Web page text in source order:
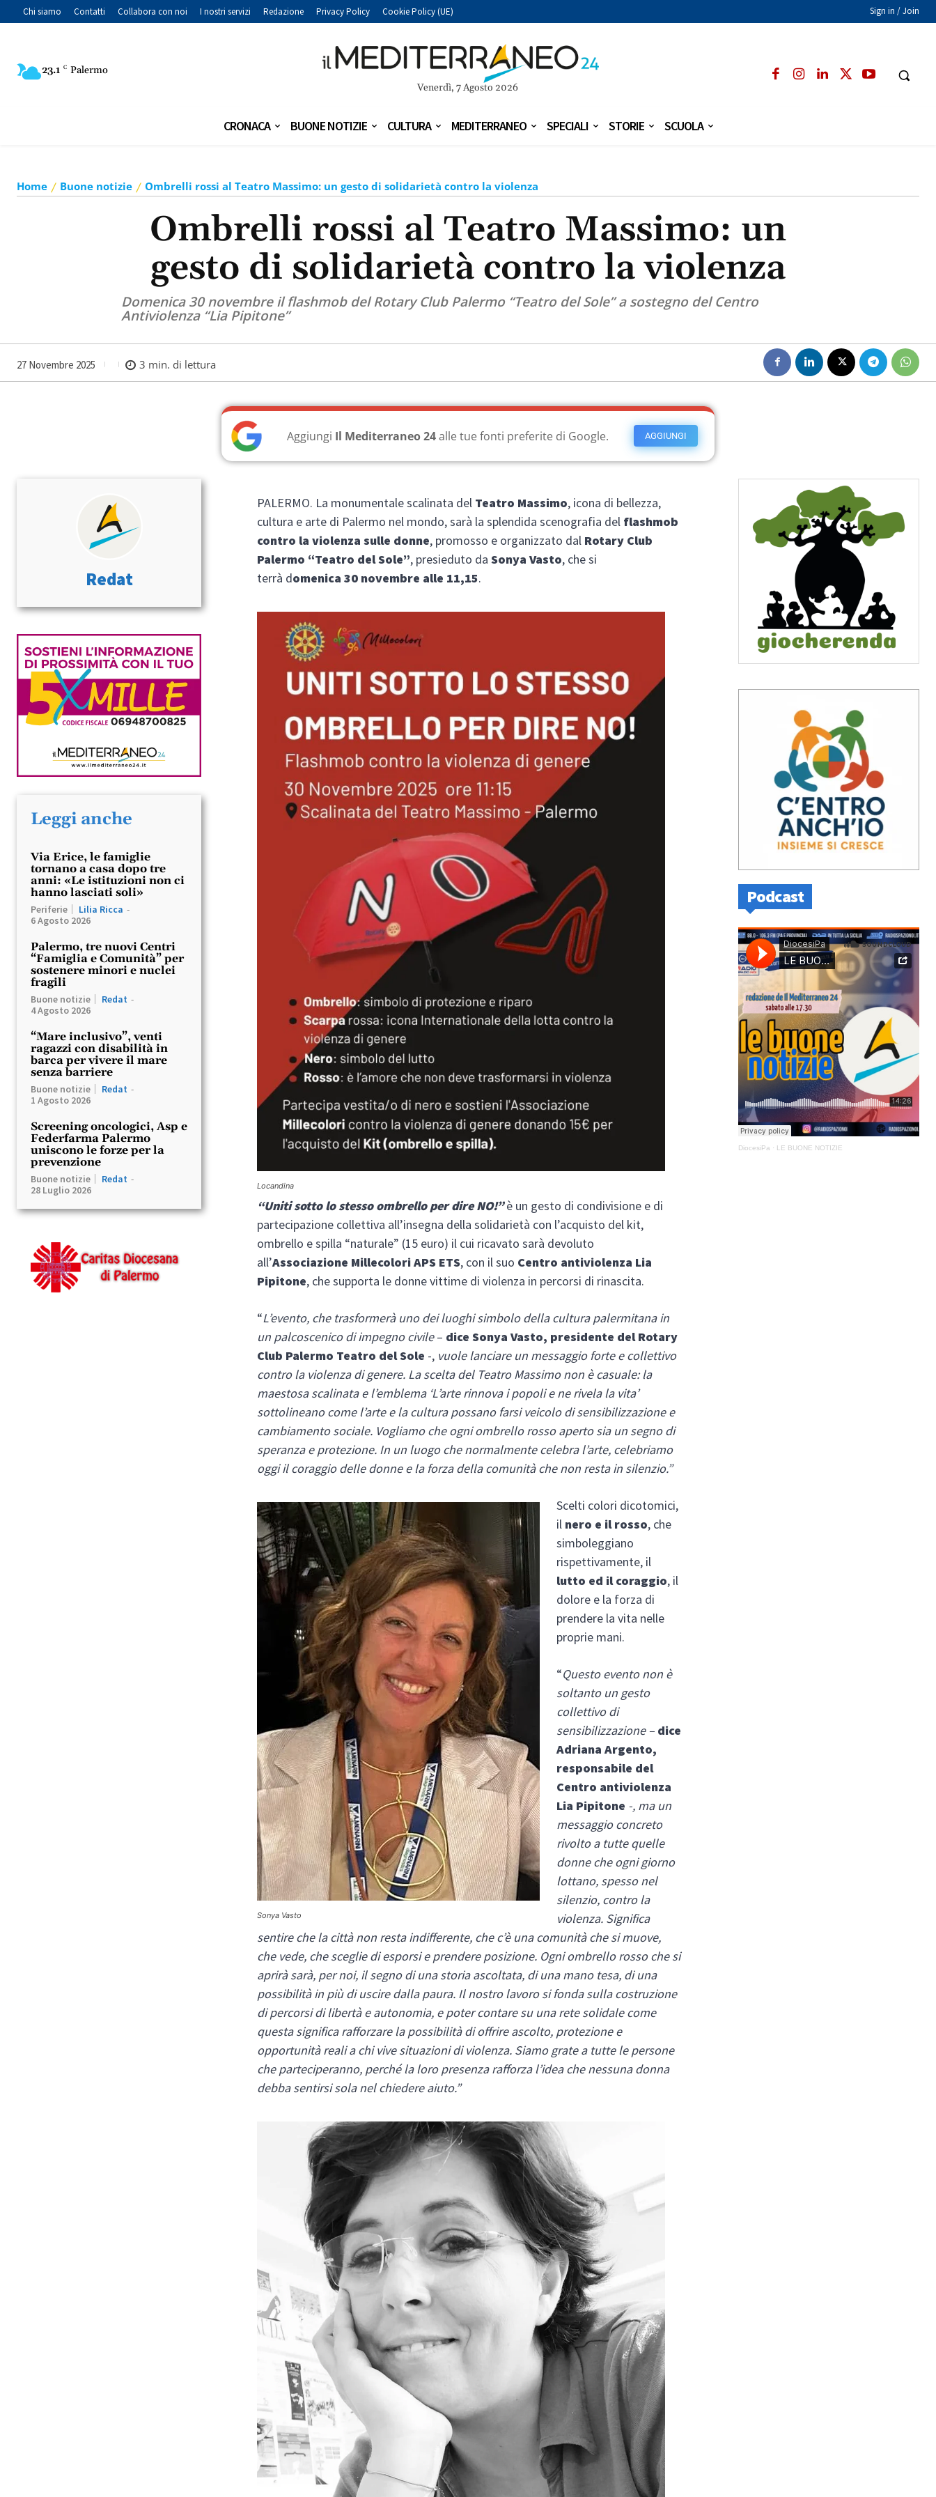
Chi siamo Contatti Collabora con noi I nostri servizi Redazione Privacy Policy Cookie Policy (UE) Sign in / Join
23.1 C Palermo
Venerdì, 7 Agosto 2026
CRONACA BUONE NOTIZIE CULTURA MEDITERRANEO SPECIALI STORIE SCUOLA
Home Buone notizie Ombrelli rossi al Teatro Massimo: un gesto di solidarietà contro la violenza
Ombrelli rossi al Teatro Massimo: un
gesto di solidarietà contro la violenza
Domenica 30 novembre il flashmob del Rotary Club Palermo “Teatro del Sole” a sostegno del Centro
Antiviolenza “Lia Pipitone”
27 Novembre 2025 3 min. di lettura
AGGIUNGI
Aggiungi Il Mediterraneo 24alle tue fonti preferite di Google.
Redat
Leggi anche
Via Erice, le famiglie
tornano a casa dopo tre
anni: «Le istituzioni non ci
hanno lasciati soli»
Periferie Lilia Ricca -
6 Agosto 2026
Palermo, tre nuovi Centri
“Famiglia e Comunità” per
sostenere minori e nuclei
fragili
Buone notizie Redat -
4 Agosto 2026
“Mare inclusivo”, venti
ragazzi con disabilità in
barca per vivere il mare
senza barriere
Buone notizie Redat -
1 Agosto 2026
Screening oncologici, Asp e
Federfarma Palermo
uniscono le forze per la
prevenzione
Buone notizie Redat -
28 Luglio 2026
PALERMO. La monumentale scalinata del Teatro Massimo, icona di bellezza,
cultura e arte di Palermo nel mondo, sarà la splendida scenografia del flashmob
contro la violenza sulle donne, promosso e organizzato dal Rotary Club
Palermo “Teatro del Sole”, presieduto daSonya Vasto, che si
terrà domenica 30 novembre alle 11,15.
Locandina
“Uniti sotto lo stesso ombrello per dire NO!”è un gesto di condivisione e di
partecipazione collettiva all’insegna della solidarietà con l’acquisto del kit,
ombrello e spilla “naturale” (15 euro) il cui ricavato sarà devoluto
all’Associazione Millecolori APS ETS, con il suo Centro antiviolenza Lia
Pipitone, che supporta le donne vittime di violenza in percorsi di rinascita.
“L’evento, che trasformerà uno dei luoghi simbolo della cultura palermitana in
un palcoscenico di impegno civile– dice Sonya Vasto, presidente del Rotary
Club Palermo Teatro del Sole -, vuole lanciare un messaggio forte e collettivo
contro la violenza di genere. La scelta del Teatro Massimo non è casuale: la
maestosa scalinata e l’emblema ‘L’arte rinnova i popoli e ne rivela la vita’
sottolineano come l’arte e la cultura possano farsi veicolo di sensibilizzazione e
cambiamento sociale. Vogliamo che ogni ombrello rosso aperto sia un segno di
speranza e protezione. In un luogo che normalmente celebra l’arte, celebriamo
oggi il coraggio delle donne e la forza della comunità che non resta in silenzio.”
Sonya Vasto
Scelti colori dicotomici,
il nero e il rosso, che
simboleggiano
rispettivamente, il
lutto ed il coraggio, il
dolore e la forza di
prendere la vita nelle
proprie mani.
“Questo evento non è
soltanto un gesto
collettivo di
sensibilizzazione – dice
Adriana Argento,
responsabile del
Centro antiviolenza
Lia Pipitone -, ma un
messaggio concreto
rivolto a tutte quelle
donne che ogni giorno
lottano, spesso nel
silenzio, contro la
violenza. Significa
sentire che la città non resta indifferente, che c’è una comunità che si muove,
che vede, che sceglie di esporsi e prendere posizione. Ogni ombrello rosso che si
aprirà sarà, per noi, il segno di una storia ascoltata, di una mano tesa, di una
possibilità in più di uscire dalla paura. Il nostro lavoro si fonda sulla costruzione
di percorsi di libertà e autonomia, e poter contare su una rete solidale come
questa significa rafforzare la possibilità di offrire ascolto, protezione e
opportunità reali a chi vive situazioni di violenza. Siamo grate a tutte le persone
che parteciperanno, perché la loro presenza rafforza l’idea che nessuna donna
debba sentirsi sola nel chiedere aiuto.”
Podcast
DiocesiPa · LE BUONE NOTIZIE